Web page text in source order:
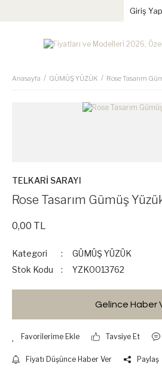
Giriş Yap
Anasayfa GÜMÜŞ YÜZÜK Rose Tasarım
TELKARİ SARAYI
Rose Tasarım Gümüş
0,00 TL
Kategori
GÜMÜŞ YÜZÜK
Stok Kodu
YZK0013762
Gelince Haber
Tavsiye Et
Fiyatı Düşünce Haber Ver Paylaş